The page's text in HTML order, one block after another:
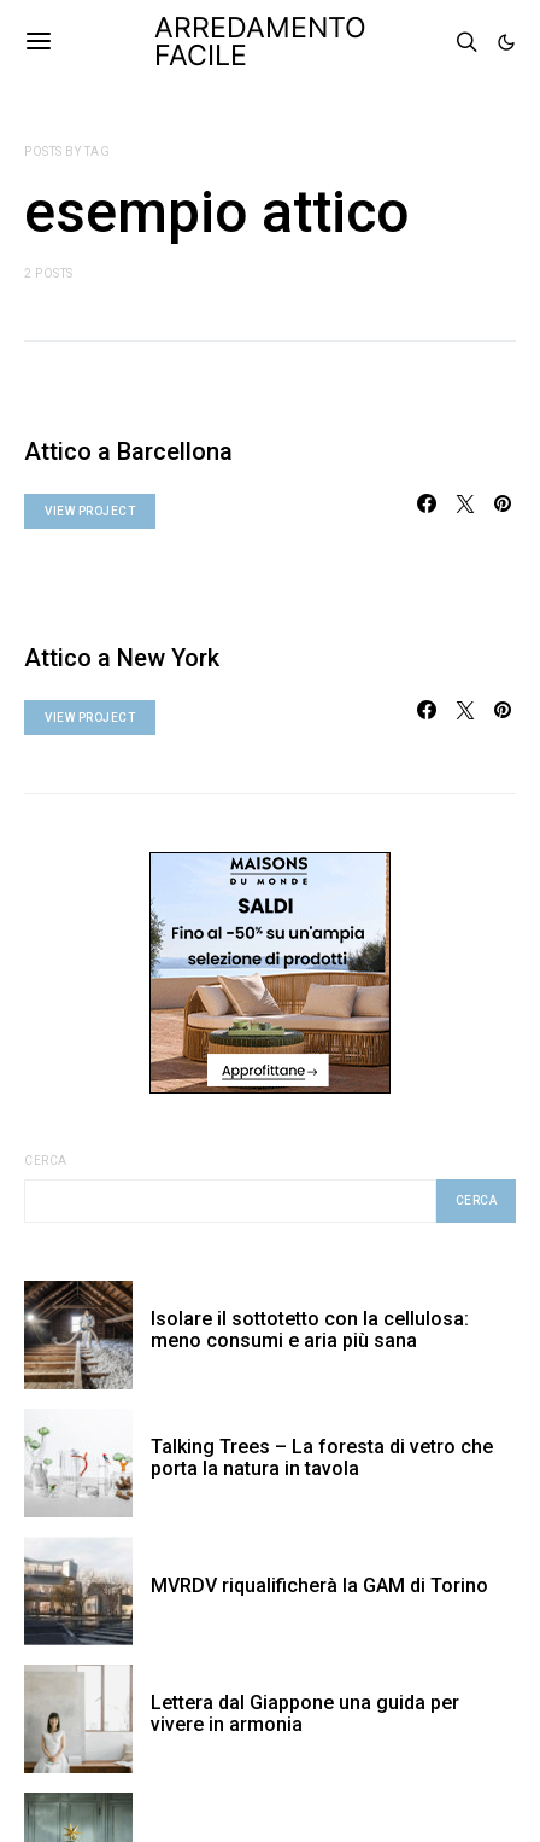
ARREDAMENTO
FACILE
POSTS BY TAG
esempio attico
2 POSTS
Attico a Barcellona
VIEW PROJECT
Attico a New York
VIEW PROJECT
CERCA
CERCA
Isolare il sottotetto con la cellulosa:
meno consumi e aria più sana
Talking Trees – La foresta di vetro che
porta la natura in tavola
MVRDV riqualificherà la GAM di Torino
Lettera dal Giappone una guida per
vivere in armonia